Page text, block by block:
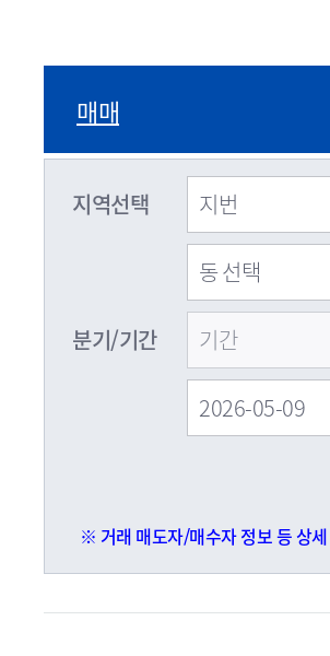
매매
지역선택
분기/기간
※ 거래 매도자/매수자 정보 등 상